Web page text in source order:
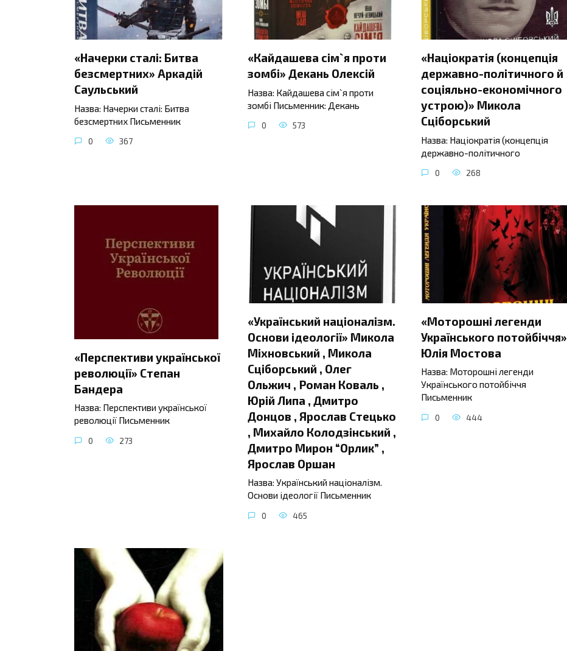
«Начерки сталі: Битва
безсмертних» Аркадій
Саульський
Назва: Начерки сталі: Битва
безсмертних Письменник
0 367
«Кайдашева сім`я проти
зомбі» Декань Олексій
Назва: Кайдашева сім`я проти
зомбі Письменник: Декань
0 573
«Націократія (концепція
державно-політичного й
соціяльно-економічного
устрою)» Микола
Сціборський
Назва: Націократія (концепція
державно-політичного
0 268
«Перспективи української
революції» Степан
Бандера
Назва: Перспективи української
революції Письменник
0 273
«Український націоналізм.
Основи ідеології» Микола
Міхновський , Микола
Сціборський , Олег
Ольжич , Роман Коваль ,
Юрій Липа , Дмитро
Донцов , Ярослав Стецько
, Михайло Колодзінський ,
Дмитро Мирон “Орлик” ,
Ярослав Оршан
Назва: Український націоналізм.
Основи ідеології Письменник
0 465
«Моторошні легенди
Українського потойбіччя»
Юлія Мостова
Назва: Моторошні легенди
Українського потойбіччя
Письменник
0 444